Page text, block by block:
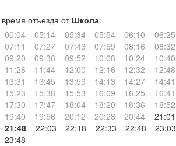
время отъезда от Школа:
00:04
05:14 05:34 05:54 06:10 06:25
07:11
07:27 07:43 07:59 08:16 08:32
09:20
09:36 09:52 10:08 10:24 10:40
11:28
11:44 12:00 12:16 12:32 12:48
13:31
13:45 13:59 14:13 14:27 14:41
15:23
15:38 15:53 16:09 16:25 16:41
17:30
17:47 18:04 18:20 18:36 18:52
19:40
19:56 20:12 20:28 20:44 21:01
21:48
22:03 22:18 22:33 22:48 23:03
23:48